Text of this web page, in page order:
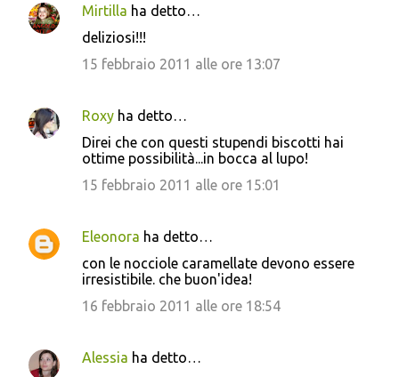
Mirtilla ha detto…
deliziosi!!!
15 febbraio 2011 alle ore 13:07
Roxy ha detto…
Direi che con questi stupendi biscotti hai
ottime possibilità...in bocca al lupo!
15 febbraio 2011 alle ore 15:01
Eleonora ha detto…
con le nocciole caramellate devono essere
irresistibile. che buon'idea!
16 febbraio 2011 alle ore 18:54
Alessia ha detto…